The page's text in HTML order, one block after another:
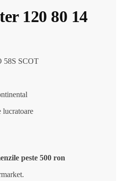
219,00 lei.
120 80 14
58S SCOT
lucratoare
peste 500 ron